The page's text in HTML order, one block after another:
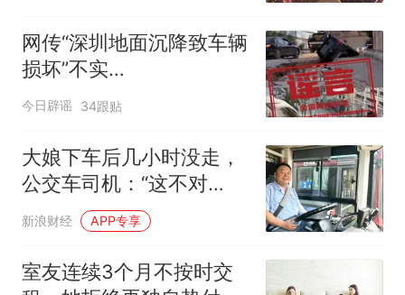
网传“深圳地面沉降致车辆
损坏”不实
（2026·08·06）
今日辟谣 34跟贴
大娘下车后几小时没走，
公交车司机：“这不对
劲！”
新浪财经 APP专享
室友连续3个月不按时交